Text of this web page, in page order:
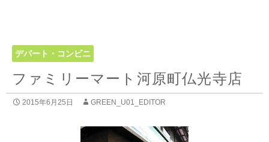
デパート・コンビニ
ファミリーマート河原町仏光寺店
2015年6月25日 GREEN_U01_EDITOR